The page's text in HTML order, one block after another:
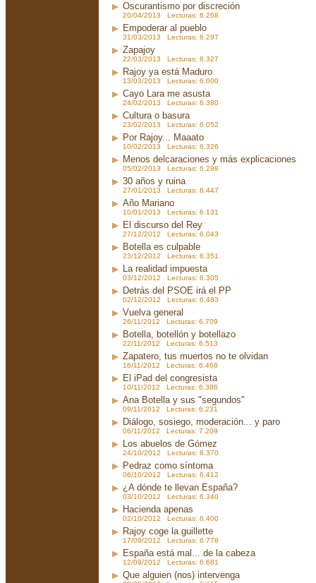
Oscurantismo por discreción
20/04/2013 Lecturas: 6.268
Empoderar al pueblo
31/03/2013 Lecturas: 6.297
Zapajoy
22/03/2013 Lecturas: 6.327
Rajoy ya está Maduro
13/03/2013 Lecturas: 6.000
Cayo Lara me asusta
24/02/2013 Lecturas: 6.380
Cultura o basura
23/02/2013 Lecturas: 6.052
Por Rajoy... Maaato
10/02/2013 Lecturas: 6.326
Menos delcaraciones y más explicaciones
05/02/2013 Lecturas: 6.298
30 años y ruina
27/01/2013 Lecturas: 6.447
Año Mariano
10/01/2013 Lecturas: 6.131
El discurso del Rey
27/12/2012 Lecturas: 6.043
Botella es culpable
23/12/2012 Lecturas: 6.351
La realidad impuesta
03/12/2012 Lecturas: 6.305
Detrás del PSOE irá el PP
02/12/2012 Lecturas: 6.483
Vuelva general
26/11/2012 Lecturas: 6.709
Botella, botellón y botellazo
22/11/2012 Lecturas: 6.513
Zapatero, tus muertos no te olvidan
16/11/2012 Lecturas: 6.468
El iPad del congresista
10/11/2012 Lecturas: 6.386
Ana Botella y sus "segundos"
09/11/2012 Lecturas: 6.231
Diálogo, sosiego, moderación... y paro
06/11/2012 Lecturas: 7.209
Los abuelos de Gómez
24/10/2012 Lecturas: 6.370
Pedraz como síntoma
06/10/2012 Lecturas: 6.412
¿A dónde te llevan España?
03/10/2012 Lecturas: 6.340
Hacienda apenas
02/10/2012 Lecturas: 6.400
Rajoy coge la guillette
17/09/2012 Lecturas: 6.778
España está mal... de la cabeza
12/09/2012 Lecturas: 6.681
Que alguien (nos) intervenga